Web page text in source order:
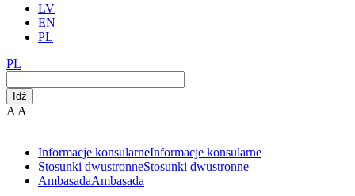
LV
EN
PL
PL
Idź
A A
Informacje konsularneInformacje konsularne
Stosunki dwustronneStosunki dwustronne
AmbasadaAmbasada